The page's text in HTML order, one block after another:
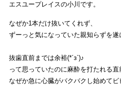
エスユープレイスの小川です。
なぜか1本だけ抜いてくれず、
ずーっと気になっていた親知らずを遂
抜歯直前までは余裕(*´з`)♪
って思っていたのに麻酔を打たれる直
なぜか急に心臓がバクバクし始めて